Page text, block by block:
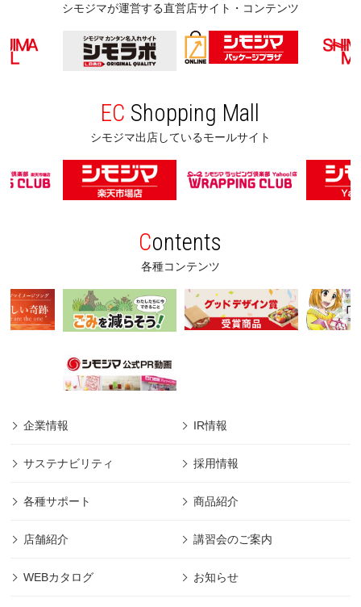
シモジマが運営する直営店サイト・コンテンツ
EC Shopping Mall
シモジマ出店しているモールサイト
Contents
各種コンテンツ
企業情報 IR情報
サステナビリティ 採用情報
各種サポート 商品紹介
店舗紹介 講習会のご案内
WEBカタログ お知らせ